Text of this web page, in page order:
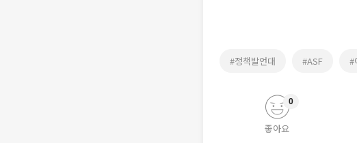
#정책발언대 #ASF #
좋아요
0